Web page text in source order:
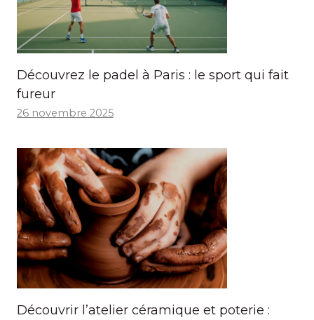
Découvrez le padel à Paris : le sport qui fait
fureur
26 novembre 2025
Découvrir l’atelier céramique et poterie :